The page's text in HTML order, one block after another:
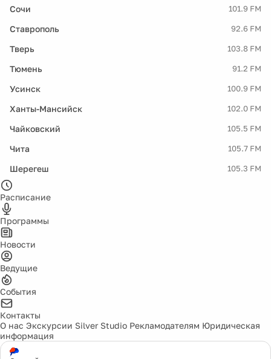
Сочи 101.9 FM
Ставрополь 92.6 FM
Тверь 103.8 FM
Тюмень 91.2 FM
Усинск 100.9 FM
Ханты-Мансийск 102.0 FM
Чайковский 105.5 FM
Чита 105.7 FM
Шерегеш 105.3 FM
Расписание
Программы
Новости
Ведущие
События
Контакты
О нас Экскурсии Silver Studio Рекламодателям Юридическая
информация